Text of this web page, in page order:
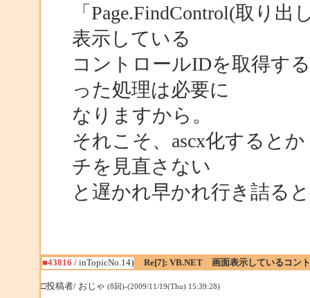
「Page.FindControl(取り
表示している
コントロールIDを取得す
った処理は必要に
なりますから。
それこそ、ascx化すると
チを見直さない
と遅かれ早かれ行き詰る
■43816 / inTopicNo.14) Re[7]: VB.NET 画面表示しているコン
□投稿者/ おじゃ (8回)-(2009/11/19(Thu) 15:39:28)